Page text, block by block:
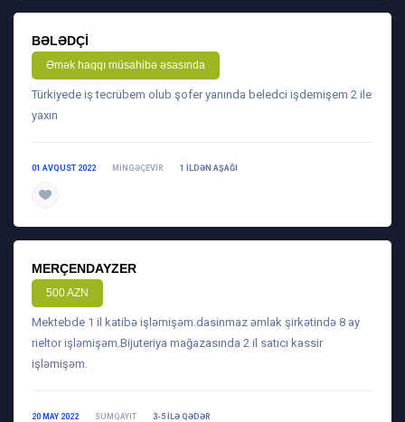
BƏLƏDÇI
Əmək haqqı müsahibə əsasında
Türkiyede iş tecrübem olub şofer yanında beledci işdemişem 2 ile
yaxın
01 AVQUST 2022 MINGƏÇEVIR 1 ILDƏN AŞAĞI
MERÇENDAYZER
500 AZN
Mektebde 1 il katibə işləmişəm.dasinmaz əmlak şirkətində 8 ay
rieltor işləmişəm.Bijuteriya mağazasında 2 il satıcı kassir
işləmişəm.
20 MAY 2022 SUMQAYIT 3-5 ILƏ QƏDƏR